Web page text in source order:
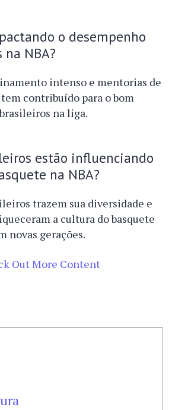
o desempenho
NBA?
intenso e mentorias de
contribuído para o bom
na liga.
estão influenciando
na NBA?
trazem sua diversidade e
a cultura do basquete
novas gerações.
Out More Content